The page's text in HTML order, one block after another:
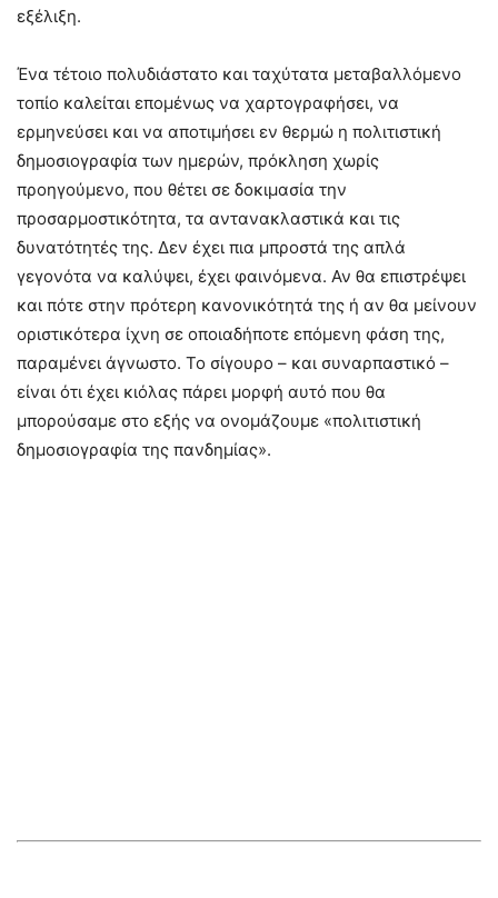
εξέλιξη.
Ένα τέτοιο πολυδιάστατο και ταχύτατα μεταβαλλόμενο
τοπίο καλείται επομένως να χαρτογραφήσει, να
ερμηνεύσει και να αποτιμήσει εν θερμώ η πολιτιστική
δημοσιογραφία των ημερών, πρόκληση χωρίς
προηγούμενο, που θέτει σε δοκιμασία την
προσαρμοστικότητα, τα αντανακλαστικά και τις
δυνατότητές της. Δεν έχει πια μπροστά της απλά
γεγονότα να καλύψει, έχει φαινόμενα. Αν θα επιστρέψει
και πότε στην πρότερη κανονικότητά της ή αν θα μείνουν
οριστικότερα ίχνη σε οποιαδήποτε επόμενη φάση της,
παραμένει άγνωστο. Το σίγουρο – και συναρπαστικό –
είναι ότι έχει κιόλας πάρει μορφή αυτό που θα
μπορούσαμε στο εξής να ονομάζουμε «πολιτιστική
δημοσιογραφία της πανδημίας».